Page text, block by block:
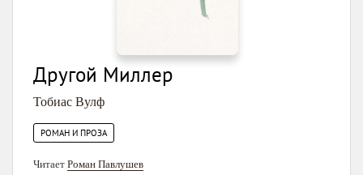
Другой Миллер
Тобиас Вулф
РОМАН И ПРОЗА
Читает Роман Павлушев